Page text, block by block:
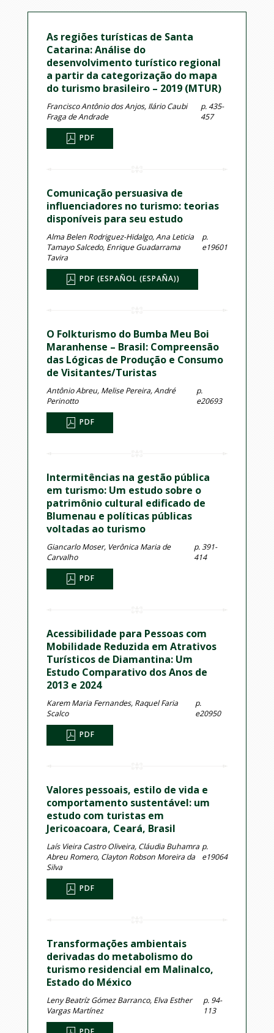
As regiões turísticas de Santa
Catarina: Análise do
desenvolvimento turístico regional
a partir da categorização do mapa
do turismo brasileiro – 2019 (MTUR)
Francisco Antônio dos Anjos, Ilário Caubi
Fraga de Andrade
p. 435-
457
PDF
Comunicação persuasiva de
influenciadores no turismo: teorias
disponíveis para seu estudo
Alma Belen Rodriguez-Hidalgo, Ana Leticia
Tamayo Salcedo, Enrique Guadarrama
Tavira
p.
e19601
PDF (ESPAÑOL (ESPAÑA))
O Folkturismo do Bumba Meu Boi
Maranhense – Brasil: Compreensão
das Lógicas de Produção e Consumo
de Visitantes/Turistas
Antônio Abreu, Melise Pereira, André
Perinotto
p.
e20693
PDF
Intermitências na gestão pública
em turismo: Um estudo sobre o
patrimônio cultural edificado de
Blumenau e políticas públicas
voltadas ao turismo
Giancarlo Moser, Verônica Maria de
Carvalho
p. 391-
414
PDF
Acessibilidade para Pessoas com
Mobilidade Reduzida em Atrativos
Turísticos de Diamantina: Um
Estudo Comparativo dos Anos de
2013 e 2024
Karem Maria Fernandes, Raquel Faria
Scalco
p.
e20950
PDF
Valores pessoais, estilo de vida e
comportamento sustentável: um
estudo com turistas em
Jericoacoara, Ceará, Brasil
Laís Vieira Castro Oliveira, Cláudia Buhamra
Abreu Romero, Clayton Robson Moreira da
Silva
p.
e19064
PDF
Transformações ambientais
derivadas do metabolismo do
turismo residencial em Malinalco,
Estado do México
Leny Beatríz Gómez Barranco, Elva Esther
Vargas Martínez
p. 94-
113